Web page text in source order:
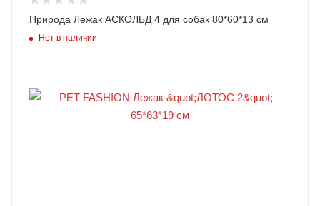
Природа Лежак АСКОЛЬД 4 для собак 80*60*13 см
Нет в наличии